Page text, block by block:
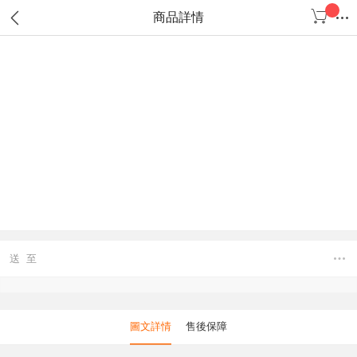
商品詳情
送 至
圖文詳情 售後保障